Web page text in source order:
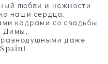
любви и нежности
наши сердца.
кадрами со свадьбы
Димы,
равнодушными даже
!